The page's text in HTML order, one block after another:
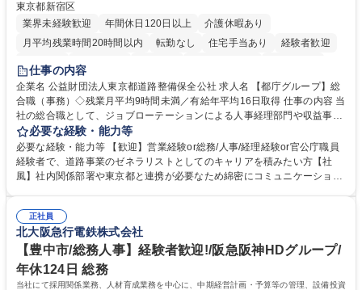
東京都新宿区
業界未経験歓迎
年間休日120日以上
介護休暇あり
月平均残業時間20時間以内
転勤なし 住宅手当あり
経験者歓迎
研修あり
退職金あり
駅近5分以内
資格取得手当あり 食事補助あり
仕事の内容
企業名 公益財団法人東京都道路整備保全公社 求人名 【都庁グループ】総
合職（事務）◇残業月平均9時間未満／有給年平均16日取得 仕事の内容 当
社の総合職として、ジョブローテーションによる人事経理部門や収益事業
等のフロント部門の部署等幅広い部署での業務をお任せいたします。研修
制度やキャリア支援が充実しております！ ※下記業務詳細 【業務詳細】■
管理部門：広報、人事、経理など当公社の運営に係る管理業務 ■収益部
門：駐車場の新規開拓、管理運営、新宿駅西口広場の「イベントコーナ
道路施設や道路工事現場の見学ツアー事業 ※入社後は上記いずれかの部門
へ配属。※業務内容変更の範囲：会社の定める業務 募集職種 【都庁グル
ープ】総合職（事務）◇残業月平均9時間未満／有給年平均16日取得
必要な経験・能力等
必要な経験・能力等 【歓迎】営業経験or総務/人事/経理経験or官公庁職員
経験者で、道路事業のゼネラリストとしてのキャリアを積みたい方【社
風】社内関係部署や東京都と連携が必要なため綿密にコミュニケーション
部門など多岐に渡る業務を経験できます。 ■様々なプロジェクト：駐車場
事業の他、新宿駅西口広場内に設置された照明を兼ねた広告「ブライトサ
イン」の管理運営を行うなど、事業収益を生み出す活動を積極的に行って
います。 学歴・資格 学歴：大学院 大学 高専 短大 専修学校 高校 語学力：
資格：
正社員
北大阪急行電鉄株式会社
【豊中市/総務人事】経験者歓迎!/阪急阪神HDグループ/
年休124日 総務
当社にて採用関係業務、人材育成業務を中心に、中期経営計画・予算等の管理、設備投資